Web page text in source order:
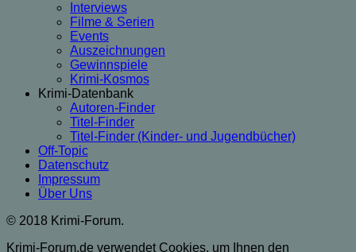
Interviews
Filme & Serien
Events
Auszeichnungen
Gewinnspiele
Krimi-Kosmos
Krimi-Datenbank
Autoren-Finder
Titel-Finder
Titel-Finder (Kinder- und Jugendbücher)
Off-Topic
Datenschutz
Impressum
Über Uns
© 2018 Krimi-Forum.
Krimi-Forum.de verwendet Cookies, um Ihnen den